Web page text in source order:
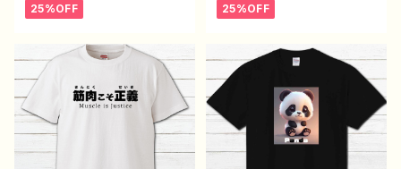
ンスター クリーチャー
め 人気 イラストレータ
ー クリエイター 絵師
オリジナル デザイン グッ
ズ 白 半袖シャツ デザ
イン コラボ ネタTシャ
ツ タイトル：【月蝕ざっか
店／DailiMoon】名状しが
25%OFF
袖シャツ デザイン コラ
オリジナル デザイン グッ
ズ タイトル：筋肉こそ正
義 グレー 作：んごミッ
25%OFF